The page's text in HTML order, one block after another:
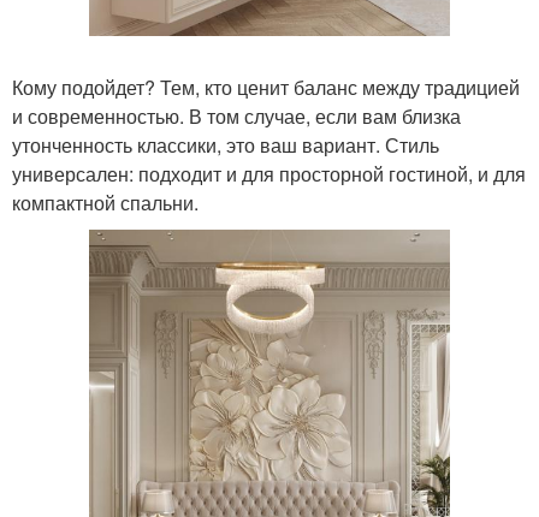
Кому подойдет? Тем, кто ценит баланс между традицией
и современностью. В том случае, если вам близка
утонченность классики, это ваш вариант. Стиль
универсален: подходит и для просторной гостиной, и для
компактной спальни.